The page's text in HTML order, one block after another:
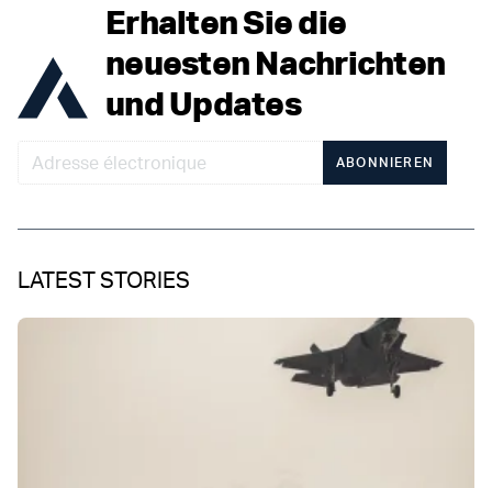
Erhalten Sie die
neuesten Nachrichten
und Updates
ABONNIEREN
LATEST STORIES